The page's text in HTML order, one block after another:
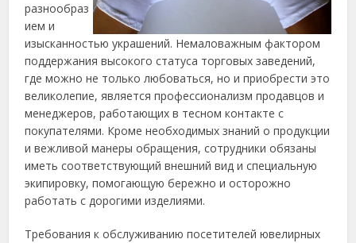
разнообраз
ием и
изысканностью украшений. Немаловажным фактором
поддержания высокого статуса торговых заведений,
где можно не только любоваться, но и приобрести это
великолепие, является профессионализм продавцов и
менеджеров, работающих в тесном контакте с
покупателями. Кроме необходимых знаний о продукции
и вежливой манеры обращения, сотрудники обязаны
иметь соответствующий внешний вид и специальную
экипировку, помогающую бережно и осторожно
работать с дорогими изделиями.
Требования к обслуживанию посетителей ювелирных